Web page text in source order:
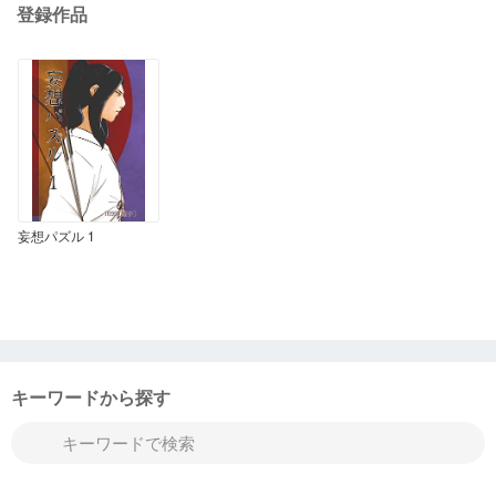
登録作品
妄想パズル 1
キーワードから探す